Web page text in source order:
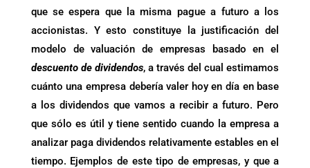
que se espera que la misma pague a futuro a los
accionistas. Y esto constituye la justificación del
modelo de valuación de empresas basado en el
descuento de dividendos, a través del cual estimamos
cuánto una empresa debería valer hoy en día en base
a los dividendos que vamos a recibir a futuro. Pero
que sólo es útil y tiene sentido cuando la empresa a
analizar paga dividendos relativamente estables en el
tiempo. Ejemplos de este tipo de empresas, y que a